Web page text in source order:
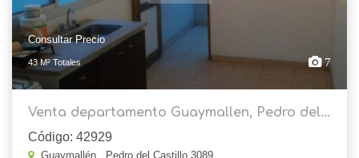
Consultar Precio
43 M² Totales 7
Venta departamento Guaymallen, Pedro del...
Código: 42929
Guaymallén , Pedro del Castillo 3089